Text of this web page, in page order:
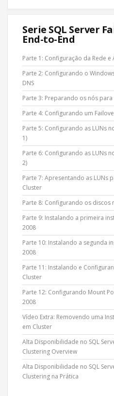
Serie SQL Server
End-to-End
Parte 1: Configuração da Rede e
Parte 2: Configurando o
DNS
Parte 3: Preparando os nós
Parte 4: Configurando um
Parte 5: Configurando as LUNs
1)
Parte 6: Configurando as LUNs
2)
Parte 7: Apresentando as LUNs
Cluster
Parte 8: Configurando os discos
Parte 9: Instalando a primeira
2008
Parte 10: Instalando a segunda
2008
Parte 11: Instalando e
Cluster
Parte 12: Configurando Mount
2008
Vídeo Extra: Removendo uma
em Cluster
Alta Disponibilidade no SQL
Clustering Overview
Alta Disponibilidade no SQL
Clustering na Prática